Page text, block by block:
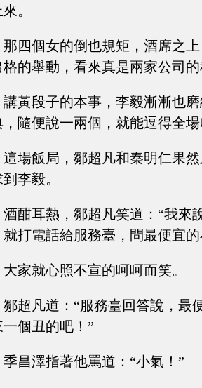
。
那四個女的倒也規矩，酒席之
格的舉動，看來真是兩家公司
講黃段子的本事，李毅漸漸也
，隨便說一兩個，就能逗得全
這場飯局，鄒超凡和秦明仁果
李毅。
酒酣耳熱，鄒超凡笑道：“我來
就打電話給服務臺，問最便宜
大家就心照不宣的呵呵而笑。
鄒超凡道：“服務臺回答說，最
一個丑的吧！”
季昌澤指著他罵道：“小氣！”